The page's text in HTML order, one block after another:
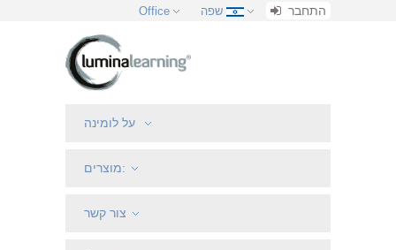
Office שפה התחבר
מוצרים:
צור קשר